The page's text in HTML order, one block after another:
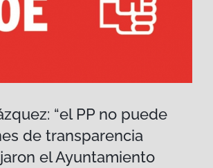
“el PP no puede
de transparencia
el Ayuntamiento